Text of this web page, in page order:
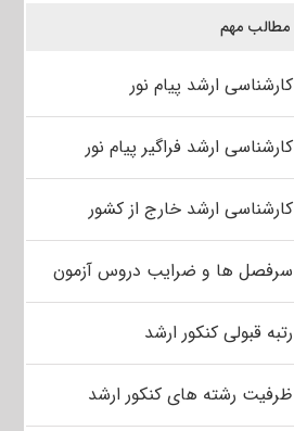
مطالب مهم
کارشناسی ارشد پیام نور
کارشناسی ارشد فراگیر پیام نور
کارشناسی ارشد خارج از کشور
سرفصل ها و ضرایب دروس آزمون
رتبه قبولی کنکور ارشد
ظرفیت رشته های کنکور ارشد